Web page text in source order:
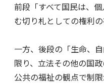
前段「すべて国民は、
む切り札としての権利
一方、後段の「生命、
限り、立法その他の国
公共の福祉の観点で制